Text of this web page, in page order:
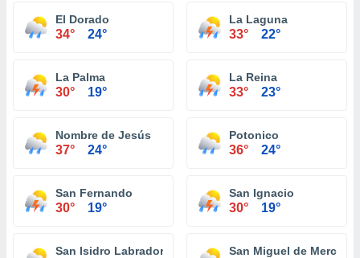
El Dorado
34° 24°
La Laguna
33° 22°
La Palma
30° 19°
La Reina
33° 23°
Nombre de Jesús
37° 24°
Potonico
36° 24°
San Fernando
30° 19°
San Ignacio
30° 19°
San Isidro Labrador San Miguel de